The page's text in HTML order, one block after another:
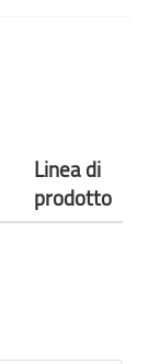
Linea di
prodotto